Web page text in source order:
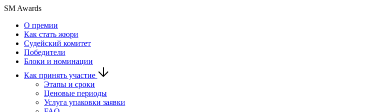
SM Awards
О премии
Как стать жюри
Судейский комитет
Победители
Блоки и номинации
Как принять участие
Этапы и сроки
Ценовые периоды
Услуга упаковки заявки